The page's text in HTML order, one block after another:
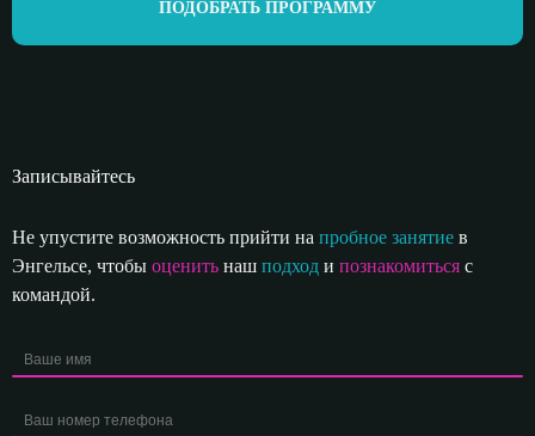
ПОДОБРАТЬ ПРОГРАММУ
Записывайтесь
Не упустите возможность прийти на пробное занятие в
Энгельсе, чтобы оценить наш подход и познакомиться с
командой.